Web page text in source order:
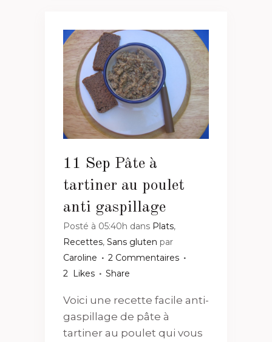
11 Sep Pâte à
tartiner au poulet
anti gaspillage
Posté à 05:40h dans Plats,
Recettes, Sans gluten par
Caroline
2 Commentaires
2
Likes Share
Voici une recette facile anti-
gaspillage de pâte à
tartiner au poulet qui vous